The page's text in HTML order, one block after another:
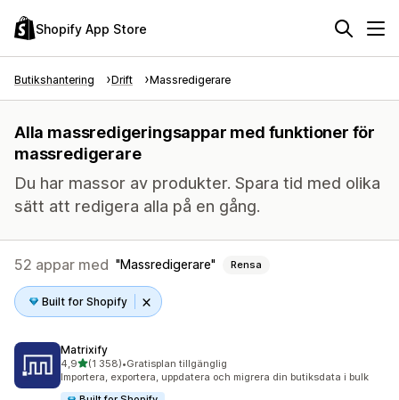
Shopify App Store
Butikshantering Drift Massredigerare
Alla massredigeringsappar med funktioner för
massredigerare
Du har massor av produkter. Spara tid med olika
sätt att redigera alla på en gång.
52 appar med Massredigerare Rensa
Built for Shopify
Matrixify
4,9av 5 stjärnor
(1 358)
1358 recensioner totalt
•Gratisplan tillgänglig
Importera, exportera, uppdatera och migrera din butiksdata i bulk